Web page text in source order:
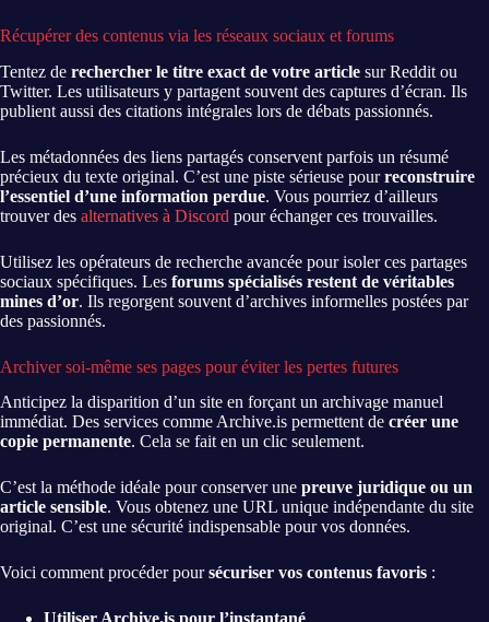
Récupérer des contenus via les réseaux sociaux et forums
Tentez de rechercher le titre exact de votre article sur Reddit ou
Twitter. Les utilisateurs y partagent souvent des captures d’écran. Ils
publient aussi des citations intégrales lors de débats passionnés.
Les métadonnées des liens partagés conservent parfois un résumé
précieux du texte original. C’est une piste sérieuse pourreconstruire
l’essentiel d’une information perdue. Vous pourriez d’ailleurs
trouver des alternatives à Discord pour échanger ces trouvailles.
Utilisez les opérateurs de recherche avancée pour isoler ces partages
sociaux spécifiques. Les forums spécialisés restent de véritables
mines d’or. Ils regorgent souvent d’archives informelles postées par
des passionnés.
Archiver soi-même ses pages pour éviter les pertes futures
Anticipez la disparition d’un site en forçant un archivage manuel
immédiat. Des services comme Archive.is permettent de créer une
copie permanente. Cela se fait en un clic seulement.
C’est la méthode idéale pour conserver une preuve juridique ou un
article sensible. Vous obtenez une URL unique indépendante du site
original. C’est une sécurité indispensable pour vos données.
Voici comment procéder poursécuriser vos contenus favoris :